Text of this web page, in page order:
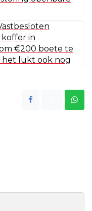
koffer in
€200 boete te
het lukt ook nog